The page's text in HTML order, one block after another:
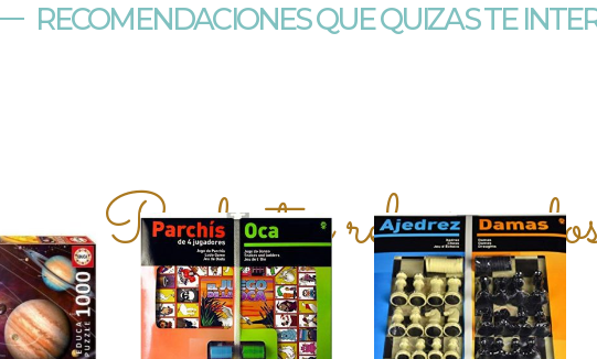
RECOMENDACIONES QUE QUIZAS TE
Productos